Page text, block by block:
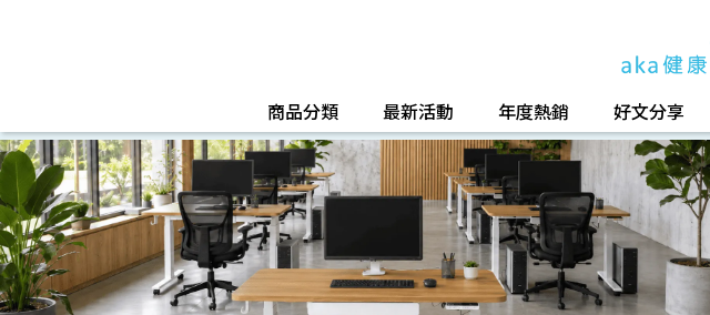
商品分類 最新活動 年度熱銷 好文分享